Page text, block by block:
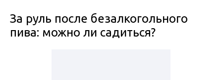
За руль после безалкогольного
пива: можно ли садиться?